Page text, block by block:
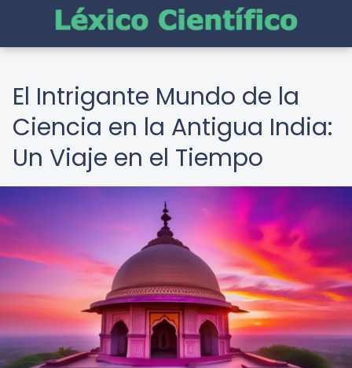
El Intrigante Mundo de la
Ciencia en la Antigua India:
Un Viaje en el Tiempo